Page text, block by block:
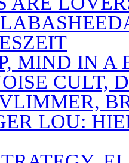
MIND IN
CULT,
LOU: